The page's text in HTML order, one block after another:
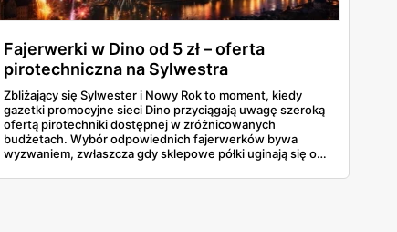
Fajerwerki w Dino od 5 zł – oferta
pirotechniczna na Sylwestra
Zbliżający się Sylwester i Nowy Rok to moment, kiedy
gazetki promocyjne sieci Dino przyciągają uwagę szeroką
ofertą pirotechniki dostępnej w zróżnicowanych
budżetach. Wybór odpowiednich fajerwerków bywa
wyzwaniem, zwłaszcza gdy sklepowe półki uginają się od
klasycznych zestawów rakiet, a różnice w cenie nie